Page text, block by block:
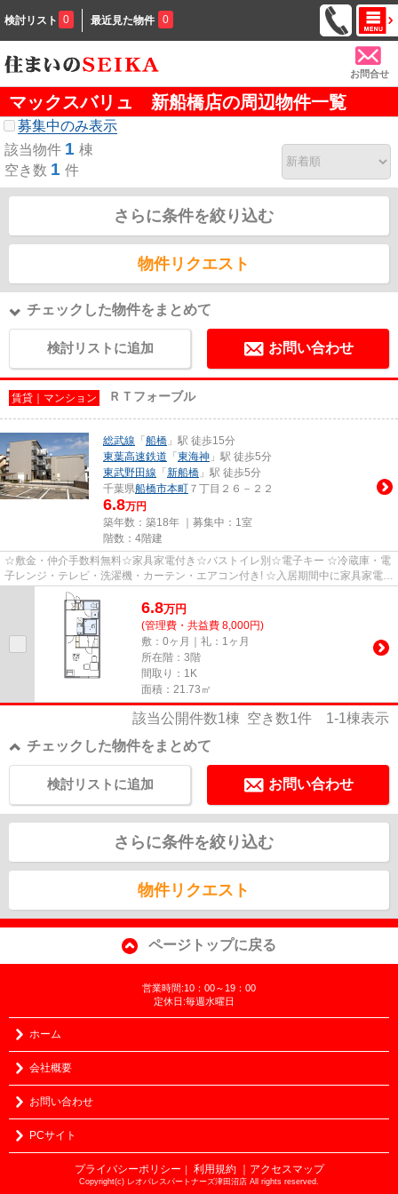
検討リスト 0 最近見た物件 0
お問合せ
マックスバリュ 新船橋店の周辺物件一覧
募集中のみ表示
該当物件 1 棟
空き数 1 件
さらに条件を絞り込む
物件リクエスト
チェックした物件をまとめて
検討リストに追加 お問い合わせ
賃貸｜マンション ＲＴフォーブル
総武線 「 船橋 」駅 徒歩15分
東葉高速鉄道 「 東海神 」駅 徒歩5分
東武野田線 「 新船橋 」駅 徒歩5分
千葉県船橋市本町 ７丁目２６－２２
6.8万円
築年数：築18年 ｜募集中： 1室
階数：4階建
☆敷金・仲介手数料無料☆家具家電付き☆バストイレ別☆電子キー ☆冷蔵庫・電
子レンジ・テレビ・洗濯機・カーテン・エアコン付き! ☆入居期間中に家具家電が
故障した際は、無料で修理、交換...
6.8万円
(管理費・共益費 8,000円)
敷：0ヶ月｜礼：1ヶ月
所在階：3階
間取り：1K
面積：21.73㎡
該当公開件数1棟 空き数1件 1-1棟表示
チェックした物件をまとめて
お問い合わせ
検討リストに追加
さらに条件を絞り込む
物件リクエスト
ページトップに戻る
営業時間:10：00～19：00
定休日:毎週水曜日
ホーム
会社概要
お問い合わせ
PCサイト
プライバシーポリシー ｜ 利用規約 ｜アクセスマップ
Copyright(c) レオパレスパートナーズ津田沼店 All rights reserved.